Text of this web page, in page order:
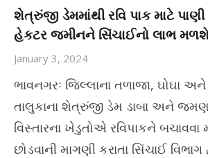
શેત્રુંજી ડેમમાંથી રવિ પાક માટે પાણી
હેકટર જમીનને સિંચાઈનો લાભ
January 3, 2024
ભાવનગરઃ જિલ્લાના તળાજા, ઘોઘા અને
તાલુકાના શેત્રુંજી ડેમ ડાબા અને
વિસ્તારના ખેડુતોએ રવિપાકને બચાવવા
છોડવાની માગણી કરાતા સિંચાઈ વિભાગ